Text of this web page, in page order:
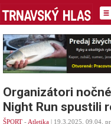
Organizátori
Night Run spustili
ŠPORT - Atletika | 19.3.2025, 09.04,